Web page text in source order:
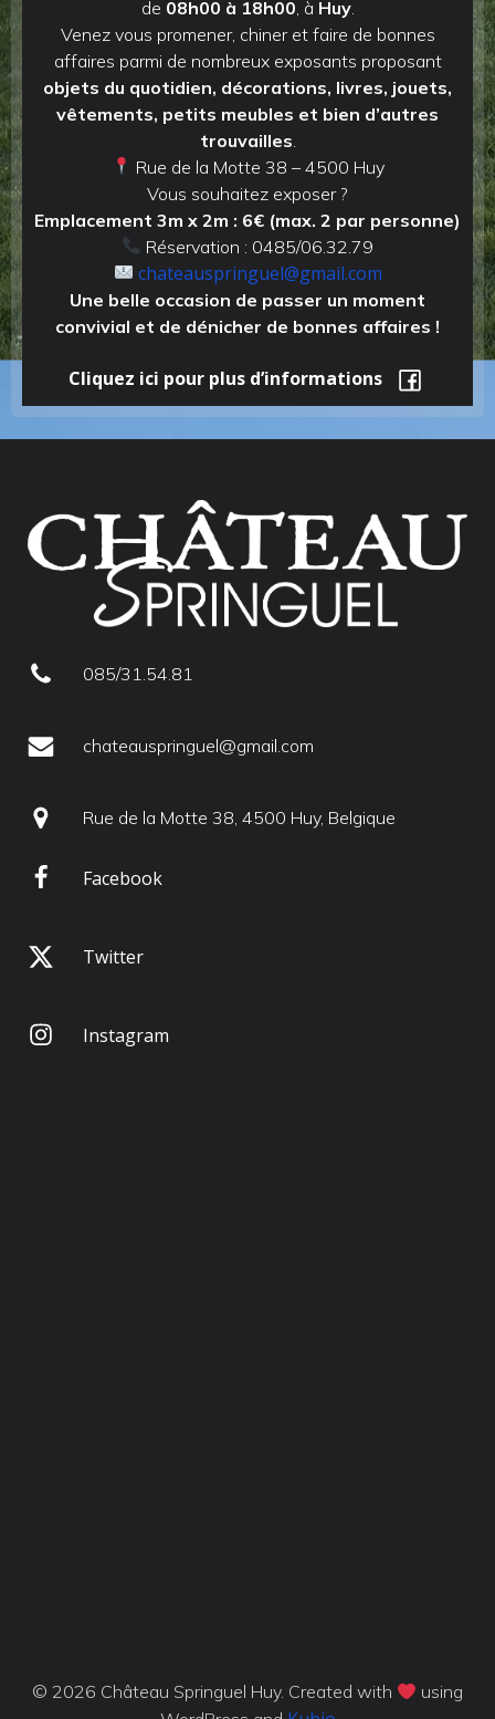
de 08h00 à 18h00 , à Huy.
Venez vous promener, chiner et faire de bonnes
affaires parmi de nombreux exposants proposant
objets du quotidien, décorations, livres, jouets,
vêtements, petits meubles et bien d’autres
trouvailles
Rue de la Motte 38 – 4500 Huy
Vous souhaitez exposer ?
Emplacement 3m x 2m : 6€ (max. 2 par personne)
Réservation : 0485/06.32.79
chateauspringuel@gmail.com
Une belle occasion de passer un moment
convivial et de dénicher de bonnes affaires !
Cliquez ici pour plus d’informations
085/31.54.81
chateauspringuel@gmail.com
Rue de la Motte 38, 4500 Huy, Belgique
Facebook
Twitter
Instagram
© 2026 Château Springuel Huy. Created with
using